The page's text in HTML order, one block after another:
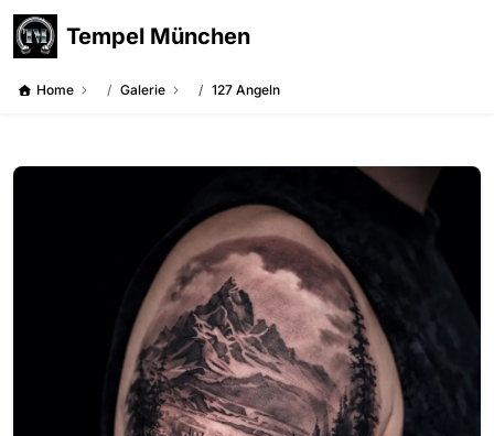
Tempel München
Home Galerie 127 Angeln